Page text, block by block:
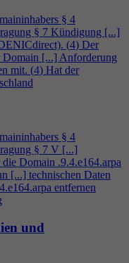
§ 4
§ 7 Kündigung [...]
(4) Der
Domain [...] Anforderung
mit. (4) Hat der
§ 4
§ 7 V [...]
die Domain .9.4.e164.arpa
[...] technischen Daten
4.e164.arpa entfernen
und